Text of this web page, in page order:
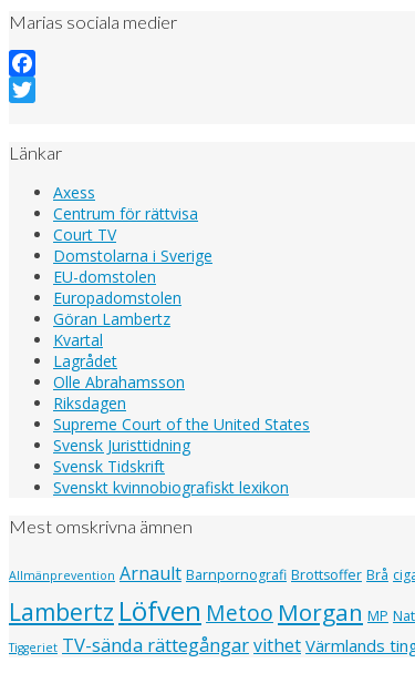
Marias sociala medier
Facebook
Länkar
Axess
Centrum för rättvisa
Court TV
Domstolarna i Sverige
EU-domstolen
Europadomstolen
Göran Lambertz
Kvartal
Lagrådet
Olle Abrahamsson
Riksdagen
Supreme Court of the United States
Svensk Juristtidning
Svensk Tidskrift
Svenskt kvinnobiografiskt lexikon
Mest omskrivna ämnen
Allmänprevention Arnault Barnpornografi Brottsoffer Brå
Lambertz Löfven Metoo Morgan MP
Tiggeriet TV-sända rättegångarvithet Värmlands